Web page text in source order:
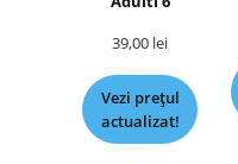
39,00 lei
Vezi prețul
actualizat!